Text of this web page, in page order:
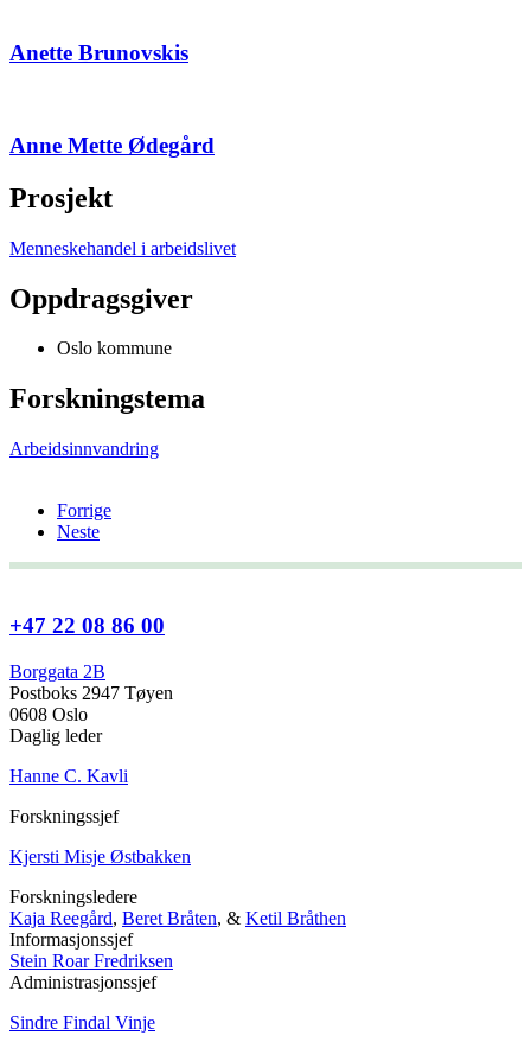
Anette Brunovskis
Anne Mette Ødegård
Prosjekt
Menneskehandel i arbeidslivet
Oppdragsgiver
Oslo kommune
Forskningstema
Arbeidsinnvandring
Forrige
Neste
+47 22 08 86 00
Borggata 2B
Postboks 2947 Tøyen
0608 Oslo
Daglig leder
Hanne C. Kavli
Forskningssjef
Kjersti Misje Østbakken
Forskningsledere
Kaja Reegård, Beret Bråten, & Ketil Bråthen
Informasjonssjef
Stein Roar Fredriksen
Administrasjonssjef
Sindre Findal Vinje